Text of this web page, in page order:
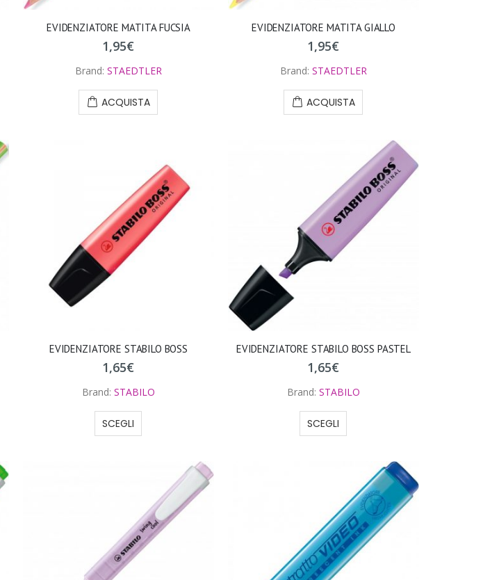
EVIDENZIATORE MATITA FUCSIA
1,95€
Brand: STAEDTLER
ACQUISTA
EVIDENZIATORE MATITA GIALLO
1,95€
Brand: STAEDTLER
ACQUISTA
EVIDENZIATORE STABILO BOSS
1,65€
Brand: STABILO
SCEGLI
EVIDENZIATORE STABILO BOSS PASTEL
1,65€
Brand: STABILO
SCEGLI